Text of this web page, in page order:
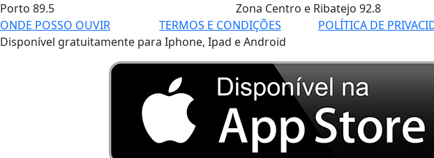
Porto 89.5 Zona Centro e Ribatejo 92.8
ONDE POSSO OUVIR
TERMOS E CONDIÇÕES POLÍTICA DE
Disponível gratuitamente para Iphone, Ipad e Android